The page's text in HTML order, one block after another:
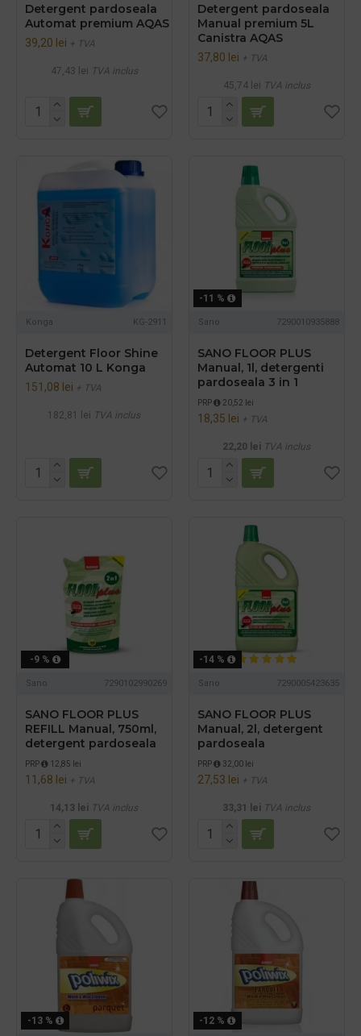
Detergent pardoseala
Automat premium AQAS
39,20 lei + TVA
47,43 lei TVA inclus
Detergent pardoseala
Manual premium 5L
Canistra AQAS
37,80 lei + TVA
45,74 lei TVA inclus
Konga KG-2911
Detergent Floor Shine
Automat 10 L Konga
151,08 lei + TVA
182,81 lei TVA inclus
-11 %
Sano 7290010935888
SANO FLOOR PLUS
Manual, 1l, detergenti
pardoseala 3 in 1
PRP 20,52 lei
18,35 lei + TVA
22,20 lei TVA inclus
-9 %
Sano 7290102990269
SANO FLOOR PLUS
REFILL Manual, 750ml,
detergent pardoseala
PRP 12,85 lei
11,68 lei + TVA
14,13 lei TVA inclus
-14 %
Sano 7290005423635
SANO FLOOR PLUS
Manual, 2l, detergent
pardoseala
PRP 32,00 lei
27,53 lei + TVA
33,31 lei TVA inclus
-13 % -12 %